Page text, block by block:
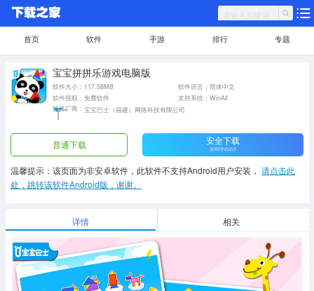
首页 软件 手游 排行 专题
宝宝拼拼乐游戏电脑版
软件大小：117.58MB
软件语言：简体中文
软件授权：免费软件
支持系统：WinAll
软件厂商： 宝宝巴士（福建）网络科技有限公司
普通下载 安全下载
需360手机助手
温馨提示：该页面为非安卓软件，此软件不支持Android用户安装， 请点击此
处，跳转该软件Android版，谢谢。
详情 相关